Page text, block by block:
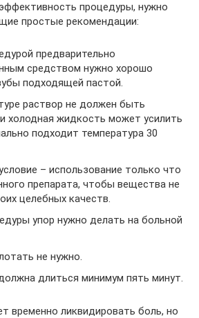
процедуры, нужно
простые рекомендации:
предварительно
средством нужно хорошо
подходящей пастой.
раствор не должен быть
холодная жидкость может усилить
подходит температура 30
– использование только что
препарата, чтобы вещества не
целебных качеств.
упор нужно делать на больной
не нужно.
длиться минимум пять минут.
временно ликвидировать боль, но